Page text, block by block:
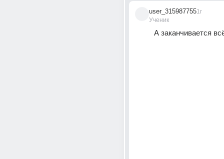
user_315987755
Ученик
1г
А заканчивается